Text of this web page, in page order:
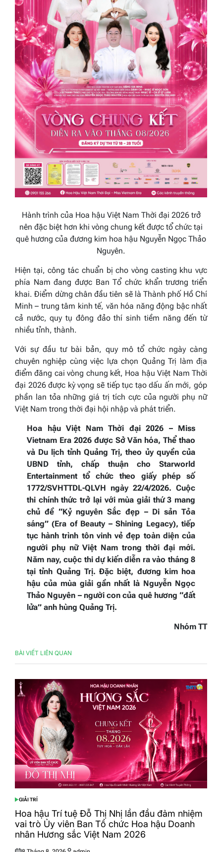
Hành trình của Hoa hậu Việt Nam Thời đại 2026trở
nên đặc biệt hơn khi vòng chung kết được tổ chức tại
quê hương của đương kim hoa hậu Nguyễn Ngọc Thảo
Nguyên.
Hiện tại, công tác chuẩn bị cho vòng casting khu vực
phía Nam đang được Ban Tổ chức khẩn trương triển
khai. Điểm dừng chân đầu tiên sẽ làThành phố Hồ Chí
Minh – trung tâm kinh tế, văn hóa năng động bậc nhất
cả nước, quy tụ đông đảo thí sinh tiềm năng đến từ
nhiều tỉnh, thành.
Với sự đầu tư bài bản, quy mô tổ chức ngày càng
chuyên nghiệp cùng việc lựa chọn Quảng Trị làm địa
điểm đăng cai vòng chung kết, Hoa hậu Việt Nam Thời
đại 2026được kỳ vọng sẽ tiếp tục tạo dấu ấn mới, góp
phần lan tỏa những giá trị tích cực của người phụ nữ
Việt Nam trong thời đại hội nhập và phát triển.
Hoa hậu Việt Nam Thời đại 2026 – Miss
Vietnam Era 2026 được Sở Văn hóa, Thể thao
và Du lịch tỉnh Quảng Trị, theo ủy quyền của
UBND tỉnh, chấp thuận cho Starworld
Entertainment tổ chức theo giấy phép số
1772/SVHTTDL-QLVH ngày 22/4/2026. Cuộc
thi chính thức trở lại với mùa giải thứ 3 mang
chủ đề “Kỷ nguyên Sắc đẹp – Di sản Tỏa
sáng” (Era of Beauty – Shining Legacy), tiếp
tục hành trình tôn vinh vẻ đẹp toàn diện của
người phụ nữ Việt Nam trong thời đại mới.
Năm nay, cuộc thi dự kiến diễn ra vào tháng 8
tại tỉnh Quảng Trị. Đặc biệt, đương kim hoa
hậu của mùa giải gần nhất là Nguyễn Ngọc
Thảo Nguyên – người con của quê hương “đất
lửa” anh hùng Quảng Trị.
Nhóm TT
BÀI VIẾT LIÊN QUAN
POSTED
IN
GIẢI TRÍ
Hoa hậu Trí tuệ Đỗ Thị Nhị lần đầu đảm nhiệm
vai trò Ủy viên Ban Tổ chức Hoa hậu Doanh
nhân Hương sắc Việt Nam 2026